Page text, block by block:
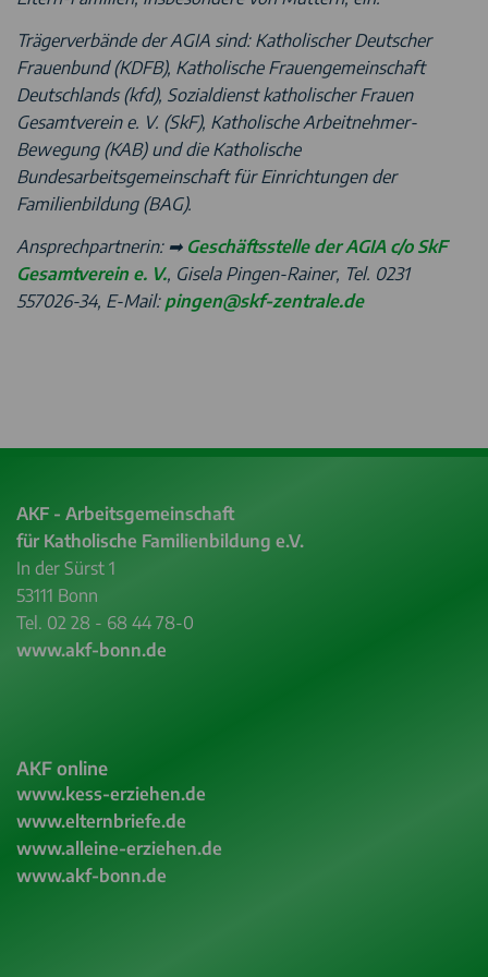
Trägerverbände der AGIA sind: Katholischer Deutscher
Frauenbund (KDFB), Katholische Frauengemeinschaft
Deutschlands (kfd), Sozialdienst katholischer Frauen
Gesamtverein e. V. (SkF), Katholische Arbeitnehmer-
Bewegung (KAB) und die Katholische
Bundesarbeitsgemeinschaft für Einrichtungen der
Familienbildung (BAG).
Ansprechpartnerin: ➡ Geschäftsstelle der AGIA c/o SkF
Gesamtverein e. V., Gisela Pingen-Rainer, Tel. 0231
557026-34, E-Mail: pingen@skf-zentrale.de
AKF - Arbeitsgemeinschaft
für Katholische Familienbildung e.V.
In der Sürst 1
53111 Bonn
Tel. 02 28 - 68 44 78-0
www.akf-bonn.de
AKF online
www.kess-erziehen.de
www.elternbriefe.de
www.alleine-erziehen.de
www.akf-bonn.de